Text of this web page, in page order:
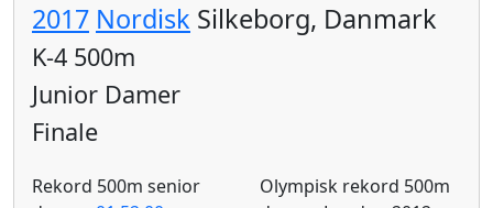
2017 Nordisk Silkeborg, Danmark
K-4 500m
Junior Damer
Finale
Rekord 500m senior
Olympisk rekord 500m